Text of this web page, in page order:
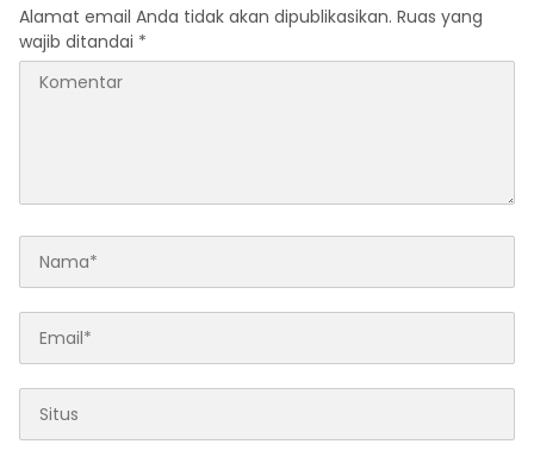
Alamat email Anda tidak akan dipublikasikan. Ruas yang
wajib ditandai *